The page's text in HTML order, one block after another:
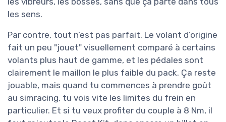
les sens.
Par contre, tout n’est pas parfait. Le volant d’origine
fait un peu "jouet" visuellement comparé à certains
volants plus haut de gamme, et les pédales sont
clairement le maillon le plus faible du pack. Ça reste
jouable, mais quand tu commences à prendre goût
au simracing, tu vois vite les limites du frein en
particulier. Et si tu veux profiter du couple à 8 Nm, il